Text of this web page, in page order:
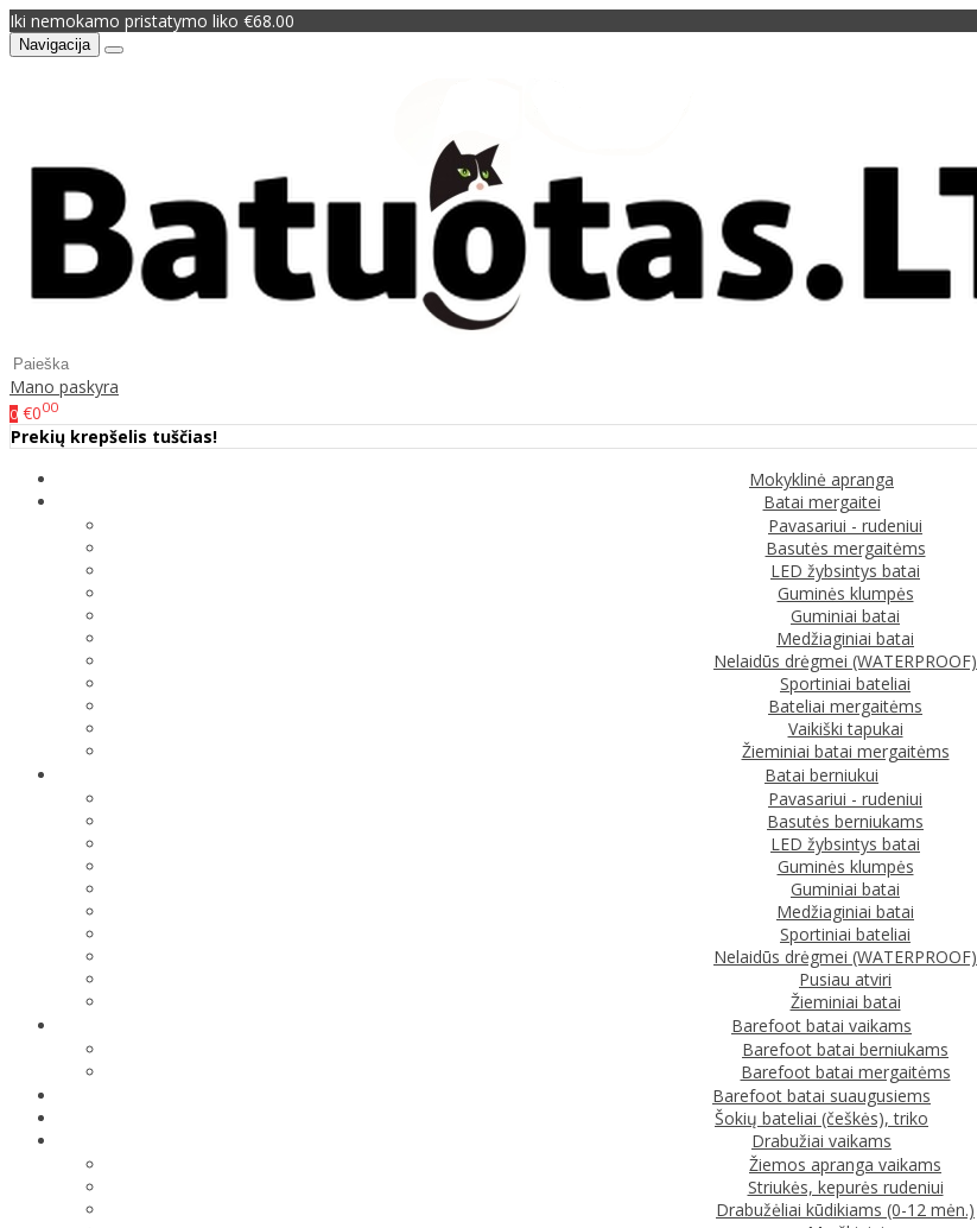
Iki nemokamo pristatymo liko €68.00
Navigacija
Mano paskyra
0 €000
Prekių krepšelis tuščias!
Mokyklinė apranga
Batai mergaitei
Pavasariui - rudeniui
Basutės mergaitėms
LED žybsintys batai
Guminės klumpės
Guminiai batai
Medžiaginiai batai
Nelaidūs drėgmei (WATERPROOF)
Sportiniai bateliai
Bateliai mergaitėms
Vaikiški tapukai
Žieminiai batai mergaitėms
Batai berniukui
Pavasariui - rudeniui
Basutės berniukams
LED žybsintys batai
Guminės klumpės
Guminiai batai
Medžiaginiai batai
Sportiniai bateliai
Nelaidūs drėgmei (WATERPROOF)
Pusiau atviri
Žieminiai batai
Barefoot batai vaikams
Barefoot batai berniukams
Barefoot batai mergaitėms
Barefoot batai suaugusiems
Šokių bateliai (češkės), triko
Drabužiai vaikams
Žiemos apranga vaikams
Striukės, kepurės rudeniui
Drabužėliai kūdikiams (0-12 mėn.)